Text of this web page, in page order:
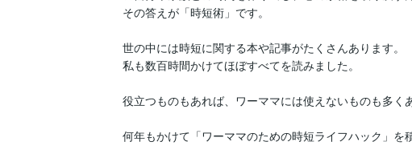
その答えが「時短術」です。
世の中には時短に関する本や記事がたくさんあります。
私も数百時間かけてほぼすべてを読みました。
役立つものもあれば、ワーママには使えないものも多く
何年もかけて「ワーママのための時短ライフハック」を